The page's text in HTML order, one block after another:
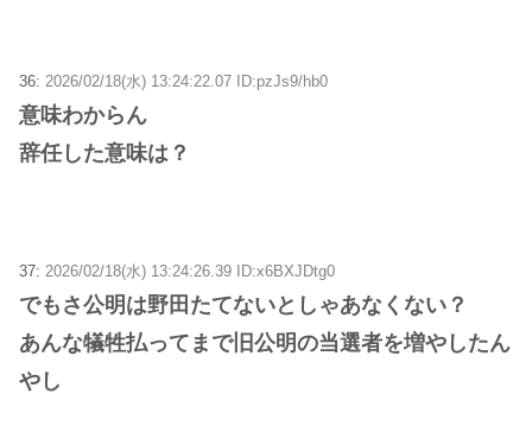
36: 2026/02/18(水) 13:24:22.07 ID:pzJs9/hb0
意味わからん
辞任した意味は？
37: 2026/02/18(水) 13:24:26.39 ID:x6BXJDtg0
でもさ公明は野田たてないとしゃあなくない？
あんな犠牲払ってまで旧公明の当選者を増やしたん
やし